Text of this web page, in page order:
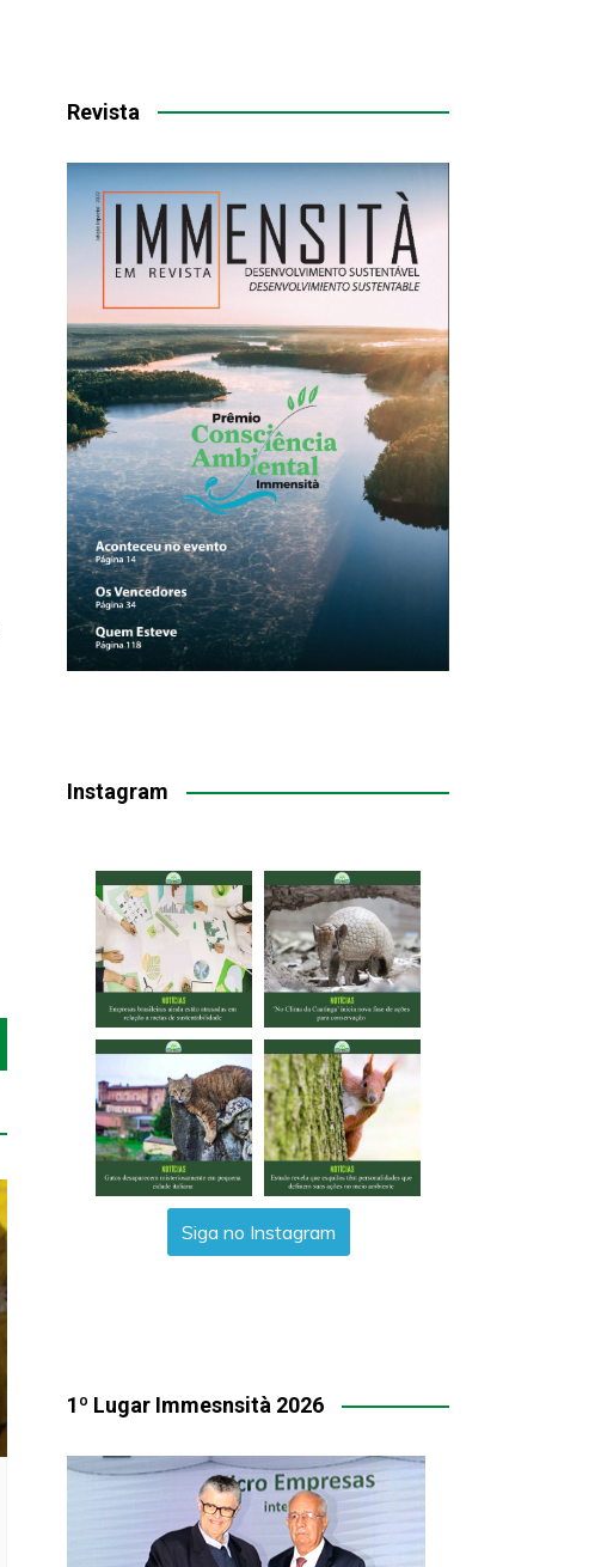
Revista
Instagram
Siga no Instagram
1º Lugar Immesnsità 2026